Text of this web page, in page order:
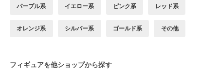
パープル系 イエロー系 ピンク系 レッド系
オレンジ系 シルバー系 ゴールド系 その他
フィギュアを他ショップから探す